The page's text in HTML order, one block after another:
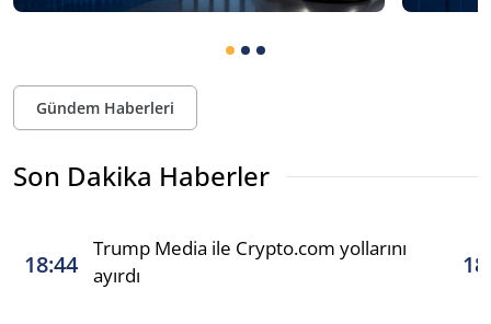
Gündem Haberleri
Son Dakika Haberler
18:44
Trump Media ile Crypto.com yollarını
ayırdı